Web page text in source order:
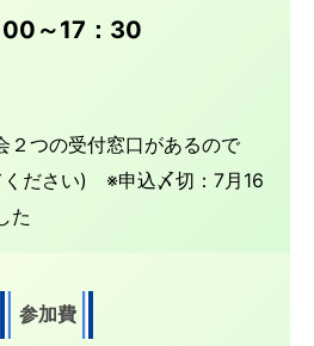
～17：30
２つの受付窓口があるので
ください) ※申込〆切：7月16
た
参加費